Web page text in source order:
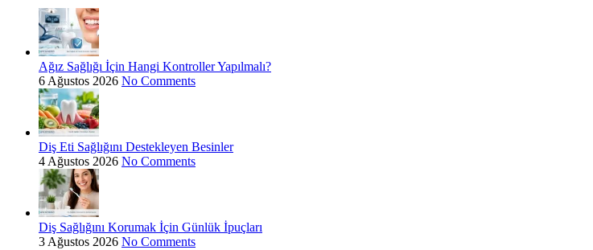
Ağız Sağlığı İçin Hangi Kontroller Yapılmalı?
6 Ağustos 2026 No Comments
Diş Eti Sağlığını Destekleyen Besinler
4 Ağustos 2026 No Comments
Diş Sağlığını Korumak İçin Günlük İpuçları
3 Ağustos 2026 No Comments